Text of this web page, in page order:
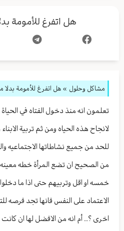
هل اتفرغ للأمومة
مشاكل وحلول » هل اتفرغ للأمومة بدلا
تعلمون انه منذ دخول الفتاه في الحياة
لانجاح هذه الحياه ومن ثم تربية
للحد من جميع نشاطاتها الاجتماعيه
من الصحيح ان تضع المرأة خطه
خمسه او اقل وتربيهم حتى اذا ما
الاعتماد على النفس فانها تجد فرصه
اخرى ؟.. أم انه من الافضل لها ان كانت